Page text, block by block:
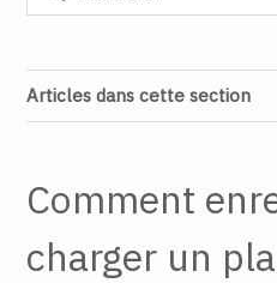
Articles dans cette section
Comment
charger un